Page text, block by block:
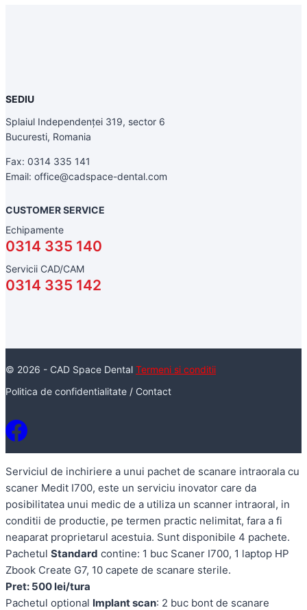
SEDIU
Splaiul Independenței 319, sector 6
Bucuresti, Romania
Fax: 0314 335 141
Email: office@cadspace-dental.com
CUSTOMER SERVICE
Echipamente
0314 335 140
Servicii CAD/CAM
0314 335 142
© 2026 - CAD Space Dental Termeni si conditii
Politica de confidentialitate / Contact
Serviciul de inchiriere a unui pachet de scanare intraorala cu
scaner Medit I700, este un serviciu inovator care da
posibilitatea unui medic de a utiliza un scanner intraoral, in
conditii de productie, pe termen practic nelimitat, fara a fi
neaparat proprietarul acestuia. Sunt disponibile 4 pachete.
Pachetul Standard contine: 1 buc Scaner I700, 1 laptop HP
Zbook Create G7, 10 capete de scanare sterile.
Pret: 500 lei/tura
Pachetul optional Implant scan: 2 buc bont de scanare